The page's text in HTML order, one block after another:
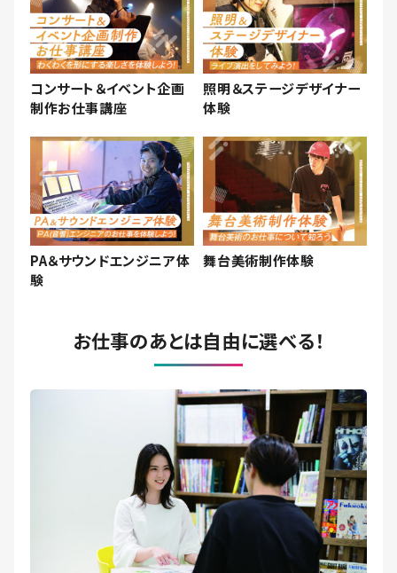
コンサート＆イベント企画
制作お仕事講座
照明＆ステージデザイナー
体験
PA＆サウンドエンジニア体
験
舞台美術制作体験
お仕事のあとは自由に選べる！